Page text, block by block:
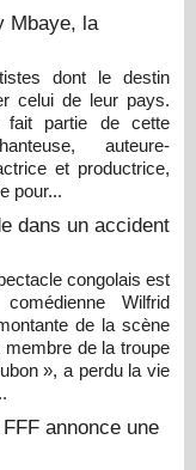
Mbaye, la
dont le destin
celui de leur pays.
fait partie de cette
auteure-
et productrice,
pour...
dans un accident
congolais est
Wilfrid
de la scène
membre de la troupe
», a perdu la vie
annonce une